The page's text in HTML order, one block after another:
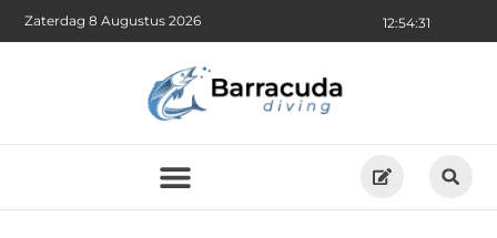
12:54:33
Zaterdag 8 Augustus 2026